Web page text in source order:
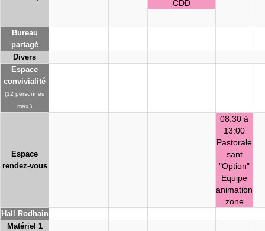
CDD
Bureau
partagé
Divers
Espace
convivialité
(12 personnes
max.)
Espace
rendez-vous
08:30 à
13:00
Pastorale
sant
"Option"
Equipe
animation
zone
Hall Rodhain
Matériel 1